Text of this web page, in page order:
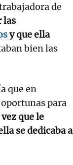
de
las
y que ella
bien las
que en
para
que le
se dedicaba a